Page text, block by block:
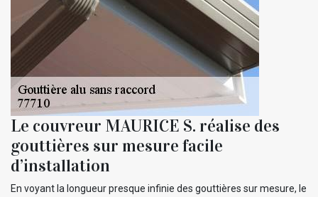
Le couvreur MAURICE S. réalise des
gouttières sur mesure facile
d’installation
En voyant la longueur presque infinie des gouttières sur mesure, le